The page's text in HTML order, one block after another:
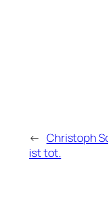
← Christoph
ist tot.